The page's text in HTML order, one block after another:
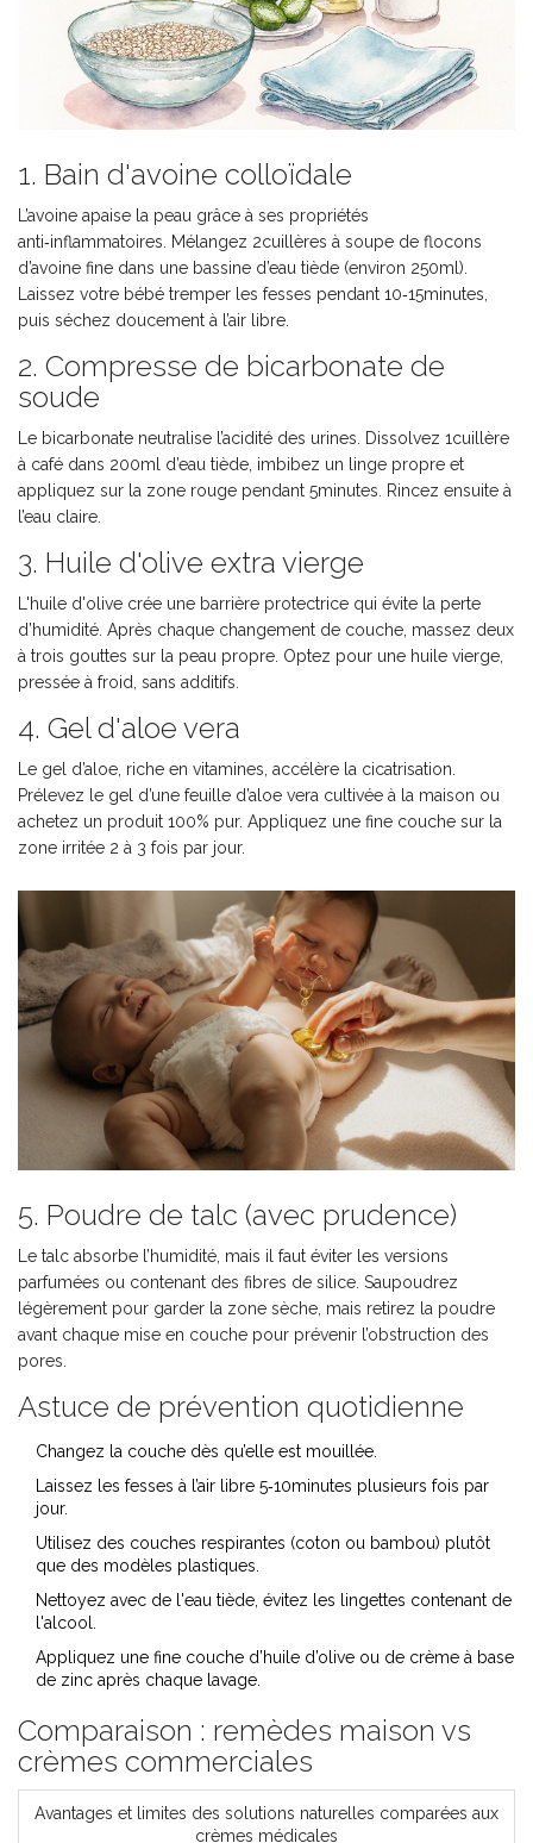
1. Bain d'avoine colloïdale
L’avoine apaise la peau grâce à ses propriétés
anti‑inflammatoires. Mélangez 2cuillères à soupe de flocons
d’avoine fine dans une bassine d’eau tiède (environ 250ml).
Laissez votre bébé tremper les fesses pendant 10‑15minutes,
puis séchez doucement à l’air libre.
2. Compresse de bicarbonate de
soude
Le bicarbonate neutralise l’acidité des urines. Dissolvez 1cuillère
à café dans 200ml d’eau tiède, imbibez un linge propre et
appliquez sur la zone rouge pendant 5minutes. Rincez ensuite à
l’eau claire.
3. Huile d'olive extra vierge
L'huile d'olive crée une barrière protectrice qui évite la perte
d’humidité. Après chaque changement de couche, massez deux
à trois gouttes sur la peau propre. Optez pour une huile vierge,
pressée à froid, sans additifs.
4. Gel d'aloe vera
Le gel d’aloe, riche en vitamines, accélère la cicatrisation.
Prélevez le gel d’une feuille d’aloe vera cultivée à la maison ou
achetez un produit 100% pur. Appliquez une fine couche sur la
zone irritée 2 à 3 fois par jour.
5. Poudre de talc (avec prudence)
Le talc absorbe l’humidité, mais il faut éviter les versions
parfumées ou contenant des fibres de silice. Saupoudrez
légèrement pour garder la zone sèche, mais retirez la poudre
avant chaque mise en couche pour prévenir l’obstruction des
pores.
Astuce de prévention quotidienne
Changez la couche dès qu’elle est mouillée.
Laissez les fesses à l’air libre 5‑10minutes plusieurs fois par
jour.
Utilisez des couches respirantes (coton ou bambou) plutôt
que des modèles plastiques.
Nettoyez avec de l'eau tiède, évitez les lingettes contenant de
l'alcool.
Appliquez une fine couche d’huile d’olive ou de crème à base
de zinc après chaque lavage.
Comparaison : remèdes maison vs
crèmes commerciales
Avantages et limites des solutions naturelles comparées aux
crèmes médicales